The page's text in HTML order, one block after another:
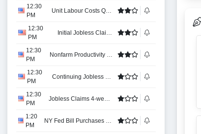
12:30
PM
Unit Labour Costs QoQ Prel
12:30
PM
Initial Jobless Claims
12:30
PM
Nonfarm Productivity QoQ Prel
12:30
PM
Continuing Jobless Claims
12:30
PM
Jobless Claims 4-week Average
1:20
PM
NY Fed Bill Purchases 4 to 12 months